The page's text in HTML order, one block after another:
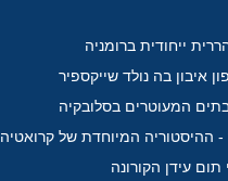
ייחודית ברומניה
איבון בה נולד שייקספיר
המעוטרים בסלובקיה
ההיסטוריה המיוחדת של קרואטיה
תום עידן הקורונה